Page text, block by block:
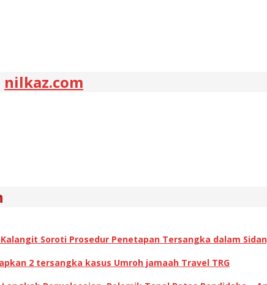
nilkaz.com
Soroti Prosedur Penetapan Tersangka dalam
2 tersangka kasus Umroh jamaah Travel TRG